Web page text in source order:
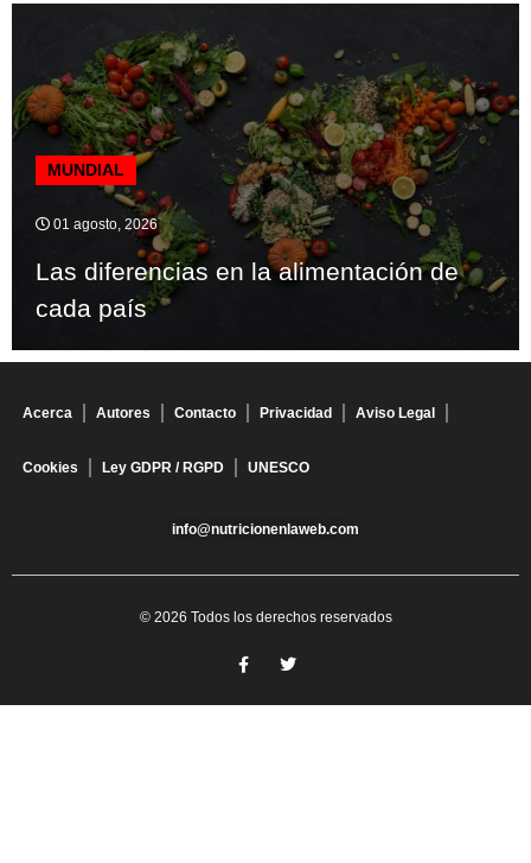
MUNDIAL
01 agosto, 2026
Las diferencias en la alimentación de
cada país
Acerca Autores Contacto Privacidad Aviso Legal
Cookies Ley GDPR / RGPD UNESCO
info@nutricionenlaweb.com
© 2026 Todos los derechos reservados